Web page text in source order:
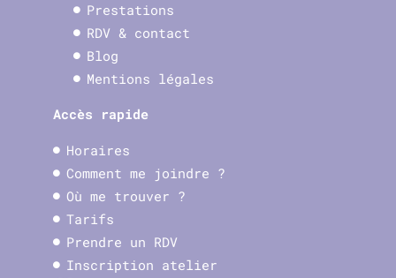
Prestations
RDV & contact
Blog
Mentions légales
Accès rapide
Horaires
Comment me joindre ?
Où me trouver ?
Tarifs
Prendre un RDV
Inscription atelier